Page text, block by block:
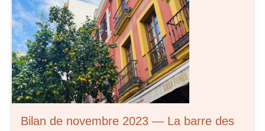
Bilan de novembre 2023 — La barre des